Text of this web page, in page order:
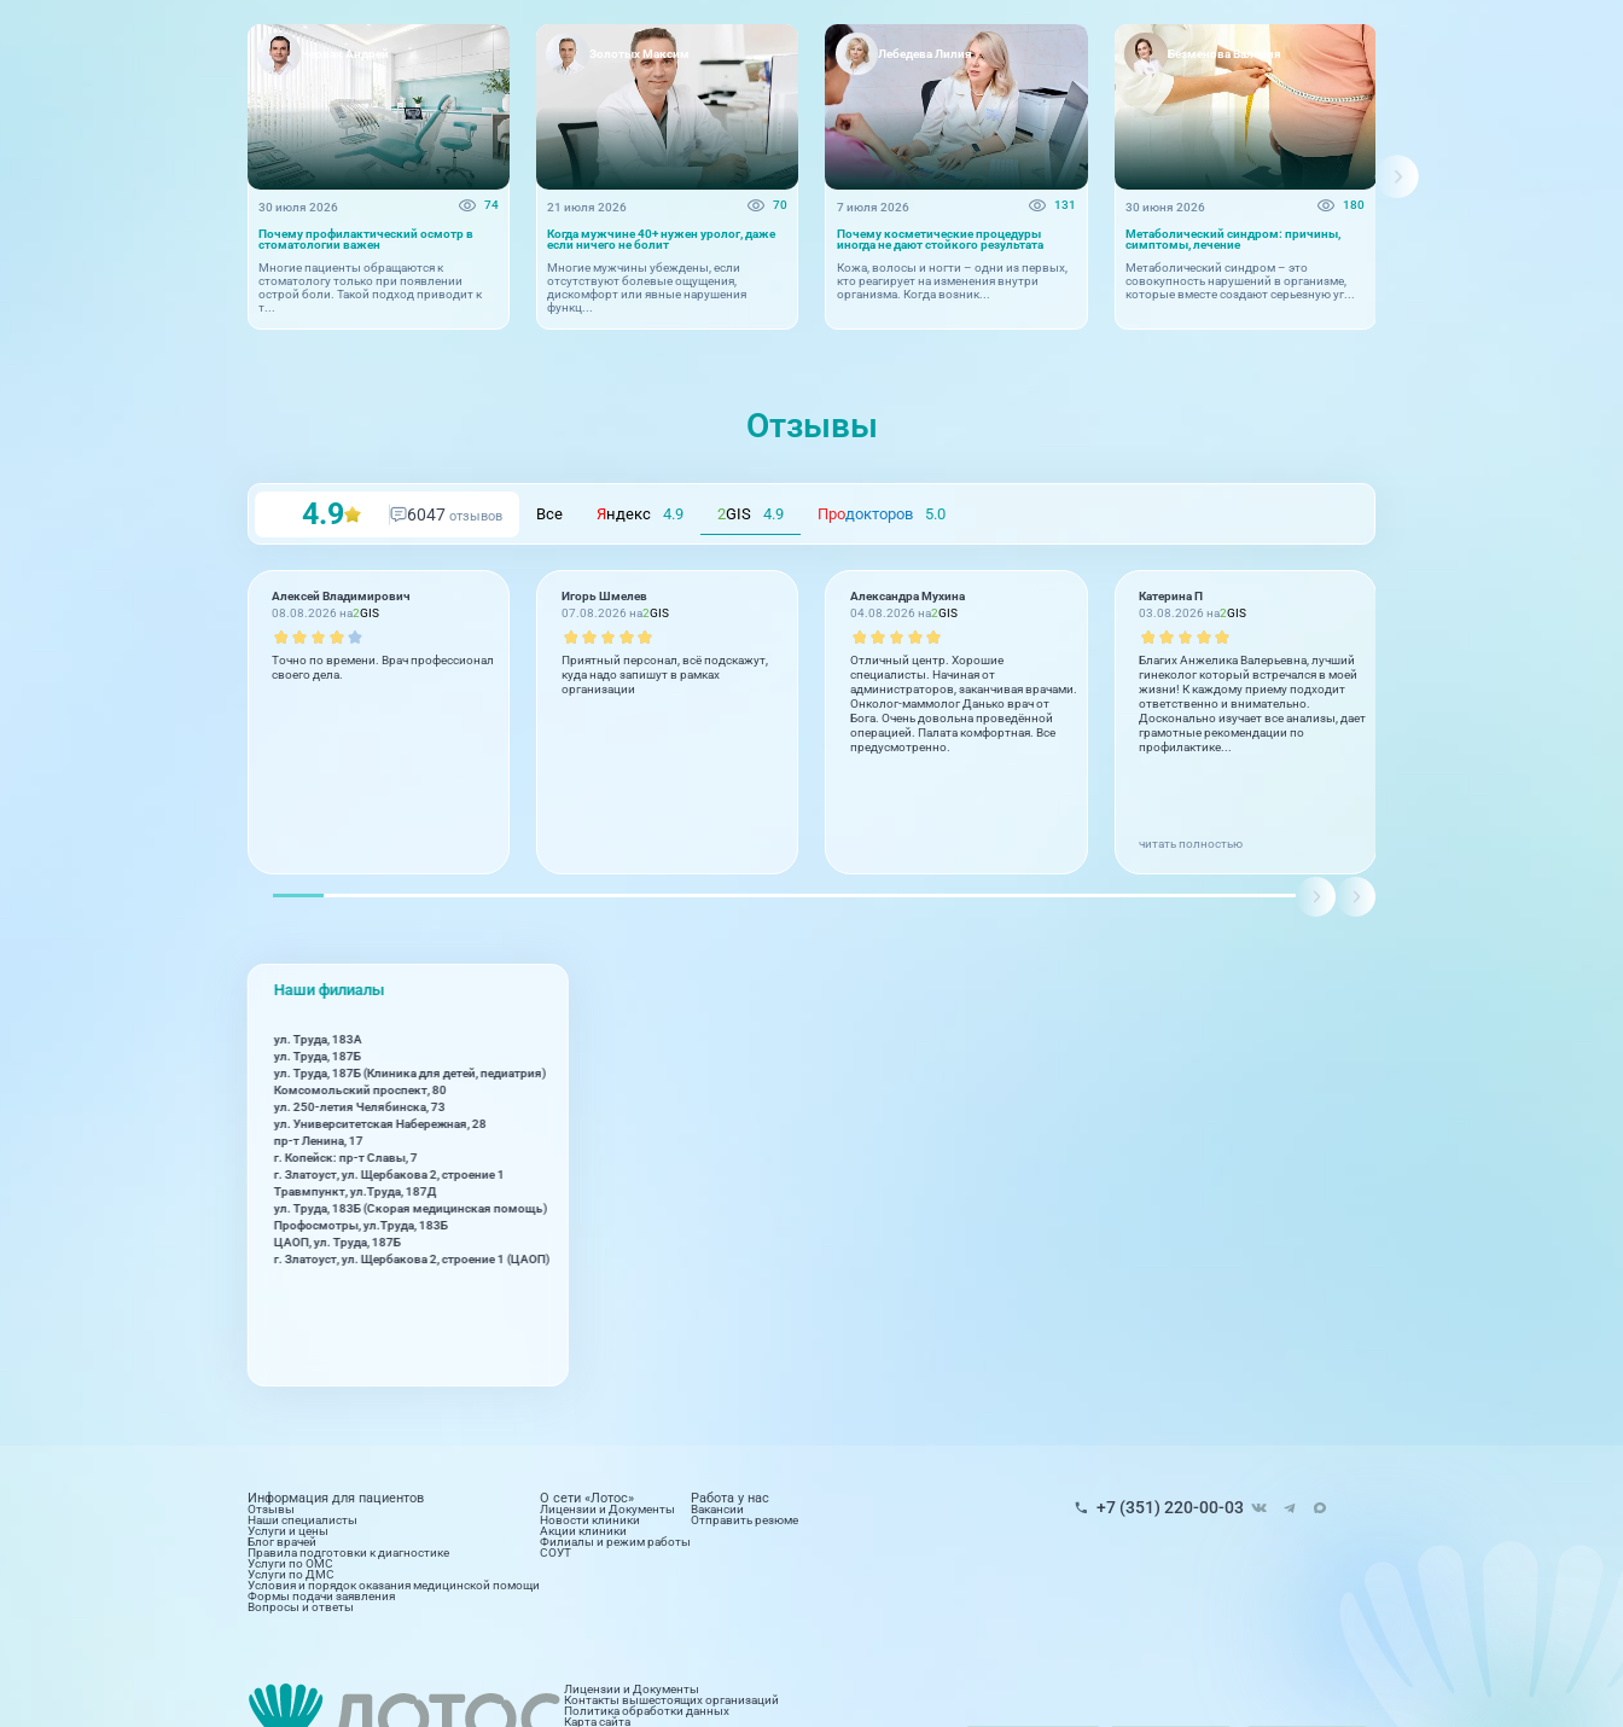
Червак Андрей
30 июля 2026 74
Почему профилактический осмотр в
стоматологии важен
Многие пациенты обращаются к
стоматологу только при появлении
острой боли. Такой подход приводит к
т...
Золотых Максим
21 июля 2026 70
Когда мужчине 40+ нужен уролог, даже
если ничего не болит
Многие мужчины убеждены, если
отсутствуют болевые ощущения,
дискомфорт или явные нарушения
функц...
Лебедева Лилия
7 июля 2026 131
Почему косметические процедуры
иногда не дают стойкого результата
Кожа, волосы и ногти – одни из первых,
кто реагирует на изменения внутри
организма. Когда возник...
Безменова Валерия
30 июня 2026 180
Метаболический синдром: причины,
симптомы, лечение
Метаболический синдром – это
совокупность нарушений в организме,
которые вместе создают серьезную уг...
Отзывы
4.9 6047 отзывов Все Яндекс 4.9 2GIS 4.9 Продокторов 5.0
Алексей Владимирович
08.08.2026 на2GIS
Точно по времени. Врач профессионал
своего дела.
Игорь Шмелев
07.08.2026 на2GIS
Приятный персонал, всё подскажут,
куда надо запишут в рамках
организации
Александра Мухина
04.08.2026 на2GIS
Отличный центр. Хорошие
специалисты. Начиная от
администраторов, заканчивая врачами.
Онколог-маммолог Данько врач от
Бога. Очень довольна проведённой
операцией. Палата комфортная. Все
предусмотренно.
Катерина П
03.08.2026 на2GIS
Благих Анжелика Валерьевна, лучший
гинеколог который встречался в моей
жизни! К каждому приему подходит
ответственно и внимательно.
Досконально изучает все анализы, дает
грамотные рекомендации по
профилактике...
читать полностью
Наши филиалы
ул. Труда, 183А
ул. Труда, 187Б
ул. Труда, 187Б (Клиника для детей, педиатрия)
Комсомольский проспект, 80
ул. 250-летия Челябинска, 73
ул. Университетская Набережная, 28
пр-т Ленина, 17
г. Копейск: пр-т Славы, 7
г. Златоуст, ул. Щербакова 2, строение 1
Травмпункт, ул.Труда, 187Д
ул. Труда, 183Б (Скорая медицинская помощь)
Профосмотры, ул.Труда, 183Б
ЦАОП, ул. Труда, 187Б
г. Златоуст, ул. Щербакова 2, строение 1 (ЦАОП)
+7 (351) 220-00-03
Информация для пациентов
Отзывы
Наши специалисты
Услуги и цены
Блог врачей
Правила подготовки к диагностике
Услуги по ОМС
Услуги по ДМС
Условия и порядок оказания медицинской помощи
Формы подачи заявления
Вопросы и ответы
О сети «Лотос»
Лицензии и Документы
Новости клиники
Акции клиники
Филиалы и режим работы
СОУТ
Работа у нас
Вакансии
Отправить резюме
Лицензии и Документы
Контакты вышестоящих организаций
Политика обработки данных
Карта сайта
8 направлений 15 направлений